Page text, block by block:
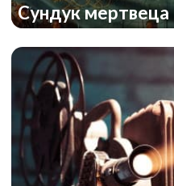
Сундук мертвеца